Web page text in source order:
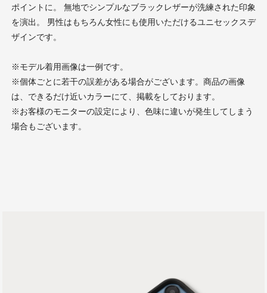
ポイントに。 無地でシンプルなブラックレザーが洗練された印象
を演出。 男性はもちろん女性にも使用いただけるユニセックスデ
ザインです。
※モデル着用画像は一例です。
※個体ごとに若干の誤差がある場合がございます。商品の画像
は、できるだけ近いカラーにて、掲載をしております。
※お客様のモニターの設定により、色味に違いが発生してしまう
場合もございます。